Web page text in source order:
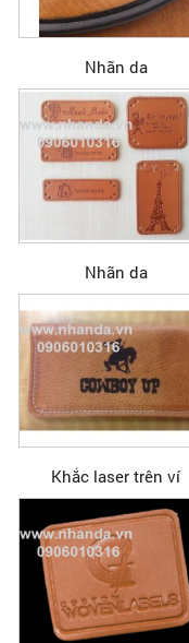
Nhãn da
Nhãn da
Khắc laser trên ví